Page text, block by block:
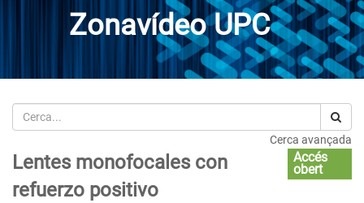
Zonavídeo UPC
Cerca
Cerca avançada
Lentes monofocales con
refuerzo positivo
Accés
obert